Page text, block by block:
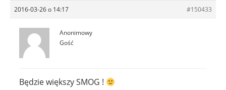
2016-03-26 o 14:17 #150433
Anonimowy
Gość
Będzie większy SMOG !